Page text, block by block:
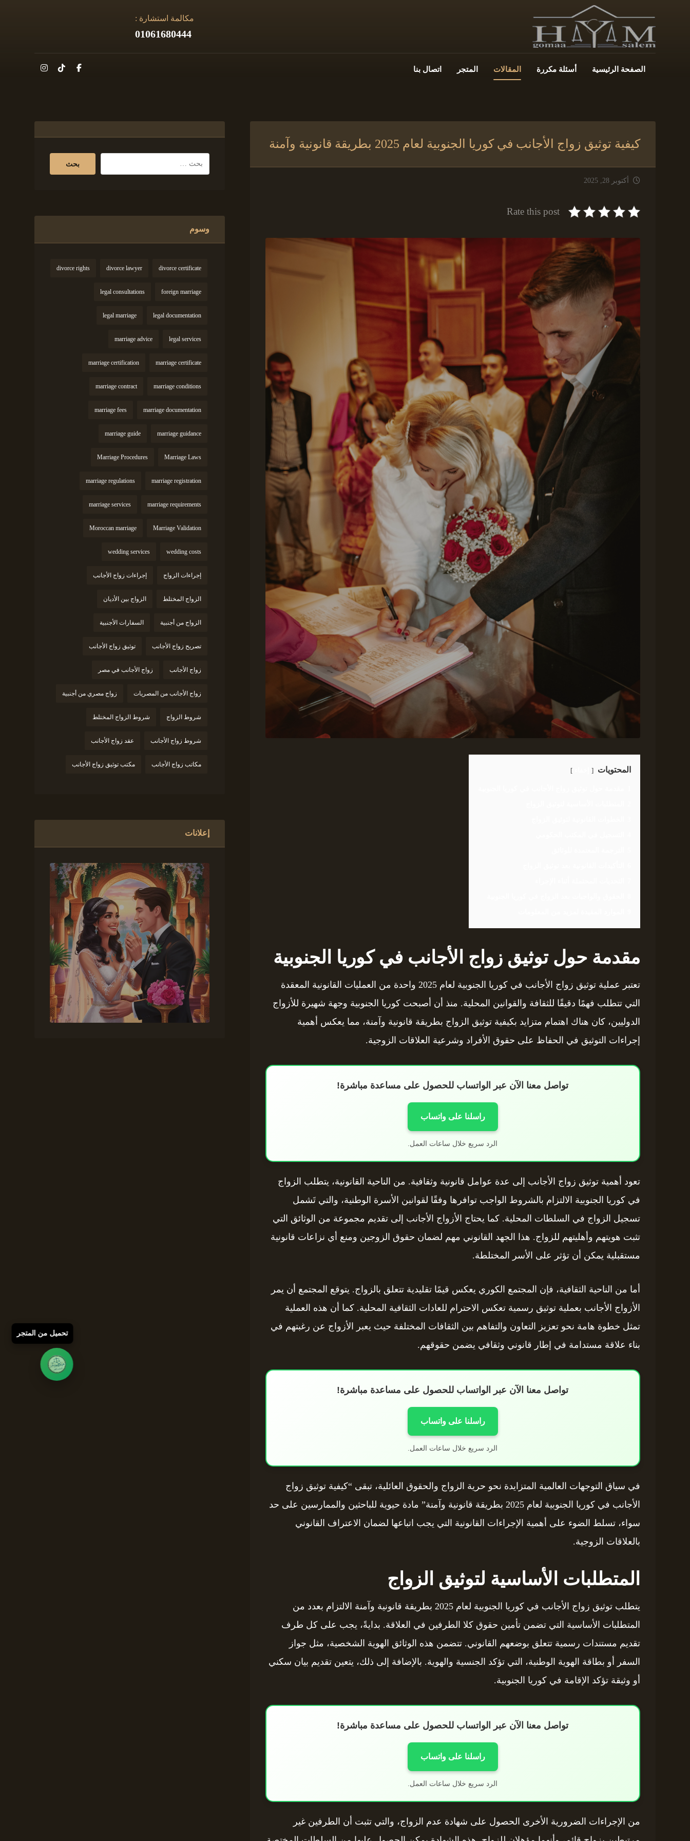
مكالمة استشارة :
01061680444
الصفحة الرئيسية أسئلة مكررة المقالات المتجر اتصال بنا
كيفية توثيق زواج الأجانب في كوريا الجنوبية لعام 2025 بطريقة قانونية وآمنة
أكتوبر 28, 2025
Rate this post
المحتويات
مقدمة حول توثيق زواج الأجانب في كوريا الجنوبية
تعتبر عملية توثيق زواج الأجانب في كوريا الجنوبية لعام 2025 واحدة من العمليات القانونية المعقدة
التي تتطلب فهمًا دقيقًا للثقافة والقوانين المحلية. منذ أن أصبحت كوريا الجنوبية وجهة شهيرة للأزواج
الدوليين، كان هناك اهتمام متزايد بكيفية توثيق الزواج بطريقة قانونية وآمنة، مما يعكس أهمية
إجراءات التوثيق في الحفاظ على حقوق الأفراد وشرعية العلاقات الزوجية.
تواصل معنا الآن عبر الواتساب للحصول على مساعدة مباشرة!
راسلنا على واتساب
الرد سريع خلال ساعات العمل.
تعود أهمية توثيق زواج الأجانب إلى عدة عوامل قانونية وثقافية. من الناحية القانونية، يتطلب الزواج
في كوريا الجنوبية الالتزام بالشروط الواجب توافرها وفقًا لقوانين الأسرة الوطنية، والتي تَشمل
تسجيل الزواج في السلطات المحلية. كما يحتاج الأزواج الأجانب إلى تقديم مجموعة من الوثائق التي
تثبت هويتهم وأهليتهم للزواج. هذا الجهد القانوني مهم لضمان حقوق الزوجين ومنع أي نزاعات قانونية
مستقبلية يمكن أن تؤثر على الأسر المختلطة.
أما من الناحية الثقافية، فإن المجتمع الكوري يعكس قيمًا تقليدية تتعلق بالزواج. يتوقع المجتمع أن يمر
الأزواج الأجانب بعملية توثيق رسمية تعكس الاحترام للعادات الثقافية المحلية. كما أن هذه العملية
تمثل خطوة هامة نحو تعزيز التعاون والتفاهم بين الثقافات المختلفة حيث يعبر الأزواج عن رغبتهم في
بناء علاقة مستدامة في إطار قانوني وثقافي يضمن حقوقهم.
تواصل معنا الآن عبر الواتساب للحصول على مساعدة مباشرة!
راسلنا على واتساب
الرد سريع خلال ساعات العمل.
في سياق التوجهات العالمية المتزايدة نحو حرية الزواج والحقوق العائلية، تبقى “كيفية توثيق زواج
الأجانب في كوريا الجنوبية لعام 2025 بطريقة قانونية وآمنة” مادة حيوية للباحثين والممارسين على حد
سواء، تسلط الضوء على أهمية الإجراءات القانونية التي يجب اتباعها لضمان الاعتراف القانوني
بالعلاقات الزوجية.
المتطلبات الأساسية لتوثيق الزواج
يتطلب توثيق زواج الأجانب في كوريا الجنوبية لعام 2025 بطريقة قانونية وآمنة الالتزام بعدد من
المتطلبات الأساسية التي تضمن تأمين حقوق كلا الطرفين في العلاقة. بدايةً، يجب على كل طرف
تقديم مستندات رسمية تتعلق بوضعهم القانوني. تتضمن هذه الوثائق الهوية الشخصية، مثل جواز
السفر أو بطاقة الهوية الوطنية، التي تؤكد الجنسية والهوية. بالإضافة إلى ذلك، يتعين تقديم بيان سكني
أو وثيقة تؤكد الإقامة في كوريا الجنوبية.
تواصل معنا الآن عبر الواتساب للحصول على مساعدة مباشرة!
راسلنا على واتساب
الرد سريع خلال ساعات العمل.
من الإجراءات الضرورية الأخرى الحصول على شهادة عدم الزواج، والتي تثبت أن الطرفين غير
وسوم
divorce certificate
divorce lawyer
divorce rights
foreign marriage
legal consultations
legal documentation
legal marriage
legal services
marriage advice
marriage certificate
marriage certification
marriage conditions
marriage contract
marriage documentation
marriage fees
marriage guidance
marriage guide
Marriage Laws
Marriage Procedures
marriage registration
marriage regulations
marriage requirements
marriage services
Marriage Validation
Moroccan marriage
wedding costs
wedding services
إجراءات الزواج إجراءات زواج الأجانب
الزواج المختلط الزواج بين الأديان
الزواج من أجنبية السفارات الأجنبية
تصريح زواج الأجانب توثيق زواج الأجانب
زواج الأجانب زواج الأجانب في مصر
زواج الأجانب من المصريات زواج مصري من أجنبية
شروط الزواج شروط الزواج المختلط
شروط زواج الأجانب عقد زواج الأجانب
مكاتب زواج الأجانب مكتب توثيق زواج الأجانب
إعلانات
تحميل من المتجر